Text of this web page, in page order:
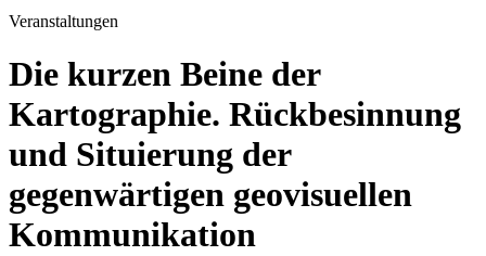
Veranstaltungen
Die kurzen Beine der
Kartographie. Rückbesinnung
und Situierung der
gegenwärtigen geovisuellen
Kommunikation